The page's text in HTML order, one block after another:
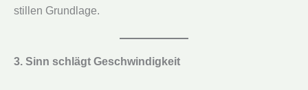
stillen Grundlage.
3. Sinn schlägt Geschwindigkeit